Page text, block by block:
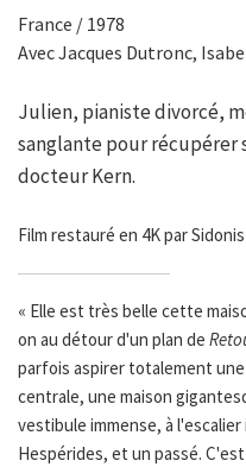
France / 1978
Avec Jacques Dutronc,
Julien, pianiste divorcé,
sanglante pour récupérer
docteur Kern.
Film restauré en 4K par
« Elle est très belle cette
on au détour d'un plan de
parfois aspirer totalement
centrale, une maison
vestibule immense, à
Hespérides, et un passé.